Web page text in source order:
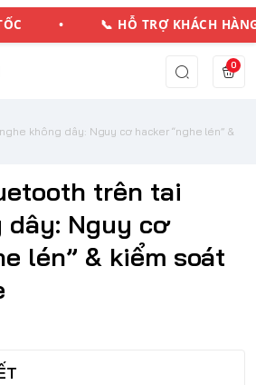
• 📞 HỖ TRỢ KHÁCH
0
không dây: Nguy cơ hacker “nghe lén” &
trên tai
dây: Nguy cơ
lén” & kiểm soát